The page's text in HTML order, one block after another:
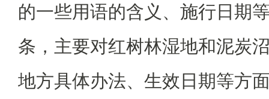
的一些用语的含义、施行日期
条，主要对红树林湿地和泥炭
地方具体办法、生效日期等方